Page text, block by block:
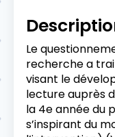
Le
recherche a
visant le
lecture auprès
la 4e année du
s’inspirant du